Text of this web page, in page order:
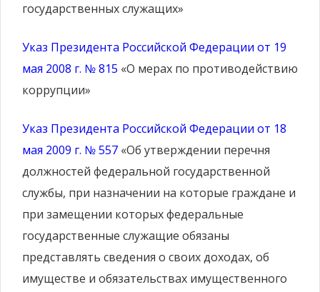
государственных служащих»
Указ Президента Российской Федерации от 19
мая 2008 г. № 815 «О мерах по противодействию
коррупции»
Указ Президента Российской Федерации от 18
мая 2009 г. № 557 «Об утверждении перечня
должностей федеральной государственной
службы, при назначении на которые граждане и
при замещении которых федеральные
государственные служащие обязаны
представлять сведения о своих доходах, об
имуществе и обязательствах имущественного